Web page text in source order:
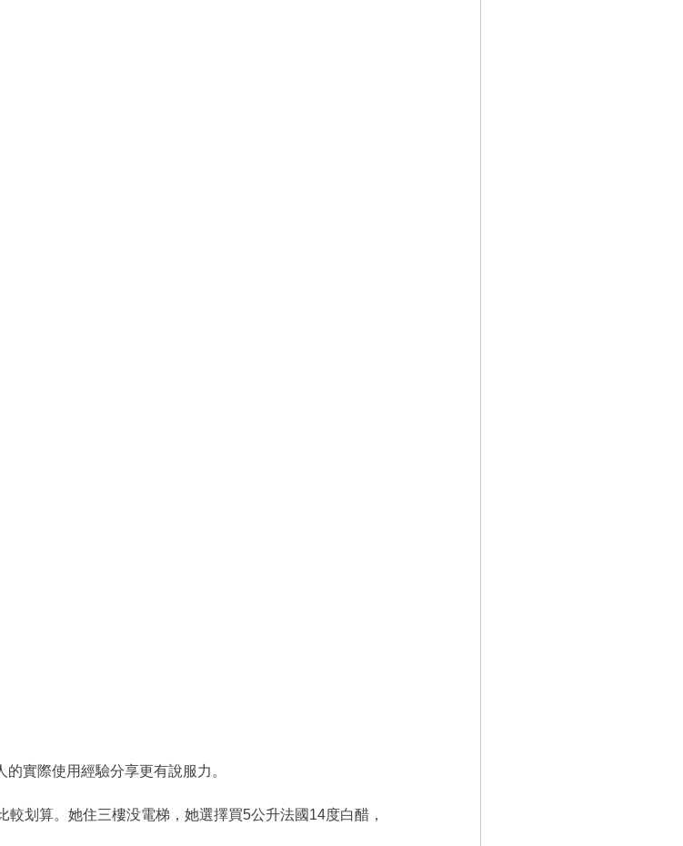
實際使用經驗分享更有說服力。
划算。她住三樓没電梯，她選擇買5公升法國14度白醋，